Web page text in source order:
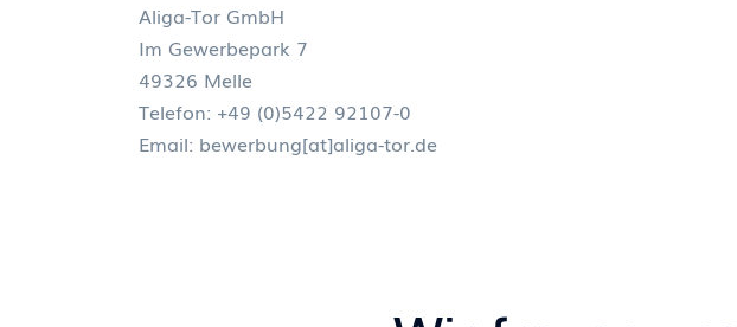
Aliga-Tor GmbH
Im Gewerbepark 7
49326 Melle
Telefon: +49 (0)5422 92107-0
Email: bewerbung[at]aliga-tor.de